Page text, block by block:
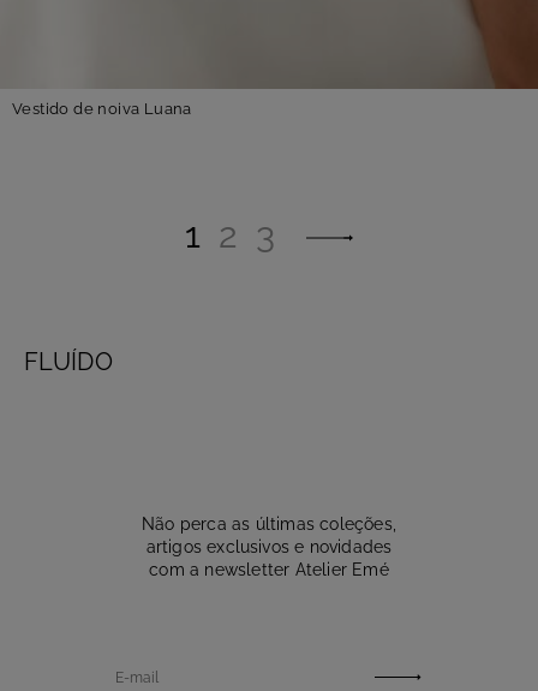
Vestido de noiva Luana
1 2 3
FLUÍDO
Não perca as últimas coleções,
artigos exclusivos e novidades
com a newsletter Atelier Emé
E-mail